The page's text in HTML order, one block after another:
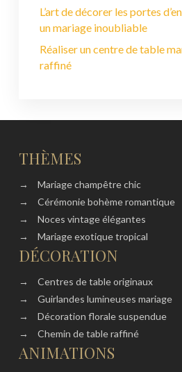
L’art de décorer les portes
un mariage inoubliable
Réaliser un centre de table
raffiné
THÈMES
→
Mariage champêtre chic
→
Cérémonie bohème romantique
→
Noces vintage élégantes
→
Mariage exotique tropical
DÉCORATION
→
Centres de table originaux
→
Guirlandes lumineuses mariage
→
Décoration florale suspendue
→
Chemin de table raffiné
ANIMATIONS